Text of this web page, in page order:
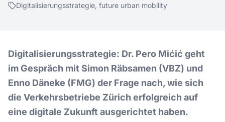
Digitalisierungsstrategie, future urban mobility
Digitalisierungsstrategie: Dr. Pero Mićić geht
im Gespräch mit Simon Räbsamen (VBZ) und
Enno Däneke (FMG) der Frage nach, wie sich
die Verkehrsbetriebe Zürich erfolgreich auf
eine digitale Zukunft ausgerichtet haben.